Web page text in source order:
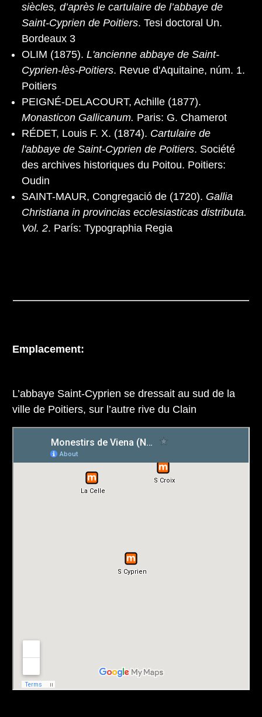
siècles, d’après le cartulaire de l’abbaye de
Saint-Cyprien de Poitiers. Tesi doctoral Un.
Bordeaux 3
OLIM (1875). L'ancienne abbaye de Saint-
Cyprien-lès-Poitiers. Revue d'Aquitaine, núm. 1.
Poitiers
PEIGNÉ-DELACOURT, Achille (1877).
Monasticon Gallicanum. Paris: G. Chamerot
RÉDET, Louis F. X. (1874). Cartulaire de
l'abbaye de Saint-Cyprien de Poitiers. Société
des archives historiques du Poitou. Poitiers:
Oudin
SAINT-MAUR, Congregació de (1720). Gallia
Christiana in provincias ecclesiasticas distributa.
Vol. 2. París: Typographia Regia
Emplacement:
L’abbaye Saint-Cyprien se dressait au sud de la
ville de Poitiers, sur l’autre rive du Clain